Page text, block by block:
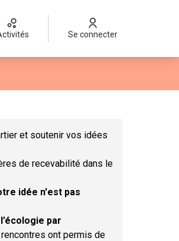
Activités Se connecter
et soutenir vos idées
de recevabilité dans le
idée n'est pas
par
ont permis de